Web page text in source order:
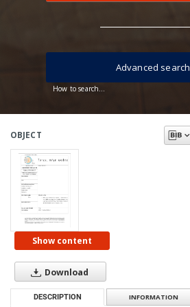
How to search...
Advanced search
OBJECT
Show content
Download
DESCRIPTION INFORMATION